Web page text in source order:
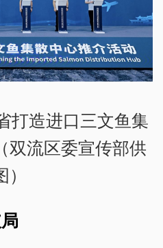
打造进口三文鱼集
双流区委宣传部供
）